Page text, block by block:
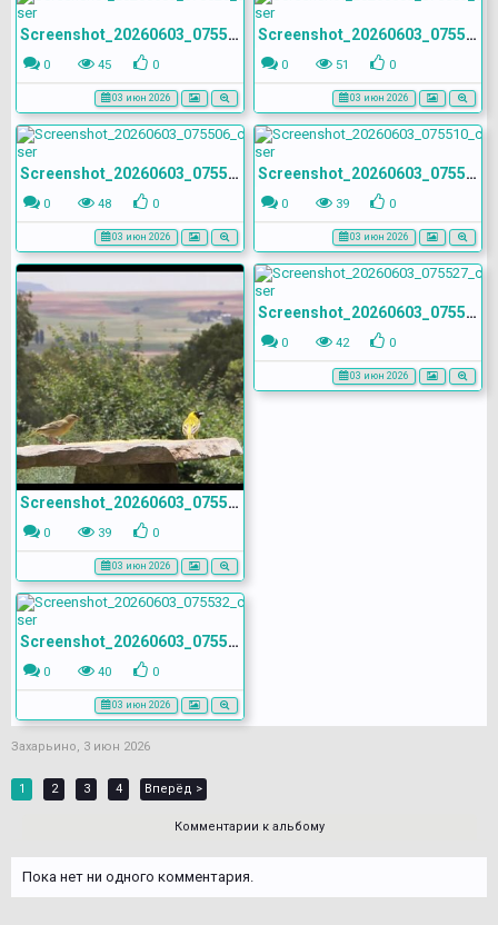
Screenshot_20260603_075520_com.yandex.browser
0 45 0
03 июн 2026
Screenshot_20260603_075503_com.yandex.browser
0 51 0
03 июн 2026
Screenshot_20260603_075506_com.yandex.browser
0 48 0
03 июн 2026
Screenshot_20260603_075510_com.yandex.browser
0 39 0
03 июн 2026
Screenshot_20260603_075515_com.yandex.browser
0 39 0
03 июн 2026
Screenshot_20260603_075527_com.yandex.browser
0 42 0
03 июн 2026
Screenshot_20260603_075532_com.yandex.browser
0 40 0
03 июн 2026
Захарьино, 3 июн 2026
1 2 3 4 Вперёд >
Комментарии к альбому
Пока нет ни одного комментария.